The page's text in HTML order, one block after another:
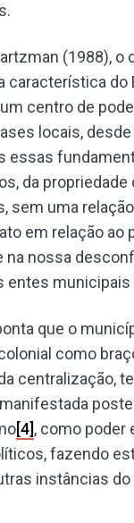
(1988), o
característica do
centro de
locais,
essas
da propriedade
sem uma
em relação ao
na nossa
entes
que o
como
centralização,
[4], como poder
fazendo
instâncias